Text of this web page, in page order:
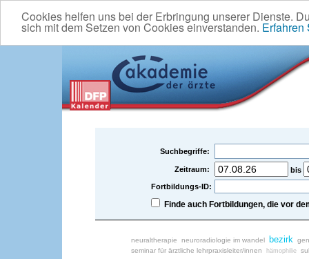
Cookies helfen uns bei der Erbringung unserer Dienste.
sich mit dem Setzen von Cookies einverstanden. Erfahren
Suchbegriffe:
Zeitraum:
bis
Fortbildungs-ID:
Finde auch Fortbildungen, die vor
neuraltherapie neuroradiologie im wandel bezirk
seminar für ärztliche lehrpraxisleiter/innen
hämophilie